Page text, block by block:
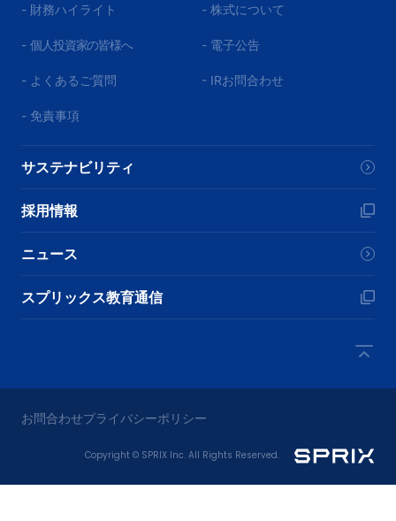
- 財務ハイライト - 株式について
- 個人投資家の皆様へ - 電子公告
- よくあるご質問 - IRお問合わせ
- 免責事項
サステナビリティ
採用情報
ニュース
スプリックス教育通信
お問合わせプライバシーポリシー
Copyright © SPRIX Inc. All Rights Reserved.